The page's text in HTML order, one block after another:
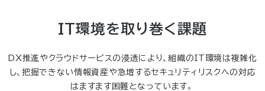
IT環境を取り巻く課題
DX推進やクラウドサービスの浸透により、組織のIT環境は複雑化
し、把握できない情報資産や急増するセキュリティリスクへの対応
はますます困難となっています。